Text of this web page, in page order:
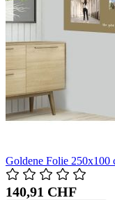
Goldene Folie 250x100
140,91 CHF